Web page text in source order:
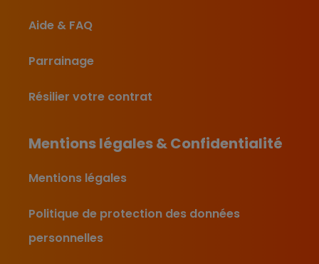
Aide & FAQ
Parrainage
Résilier votre contrat
Mentions légales & Confidentialité
Mentions légales
Politique de protection des données
personnelles